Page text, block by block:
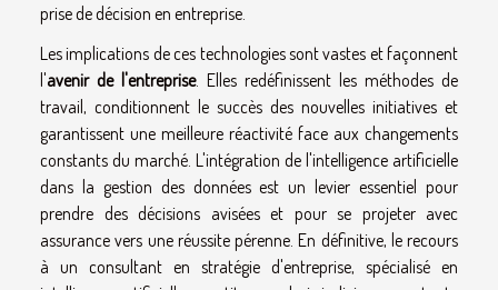
prise de décision en entreprise.
Les implications de ces technologies sont vastes et façonnent
l'avenir de l'entreprise. Elles redéfinissent les méthodes de
travail, conditionnent le succès des nouvelles initiatives et
garantissent une meilleure réactivité face aux changements
constants du marché. L'intégration de l'intelligence artificielle
dans la gestion des données est un levier essentiel pour
prendre des décisions avisées et pour se projeter avec
assurance vers une réussite pérenne. En définitive, le recours
à un consultant en stratégie d'entreprise, spécialisé en